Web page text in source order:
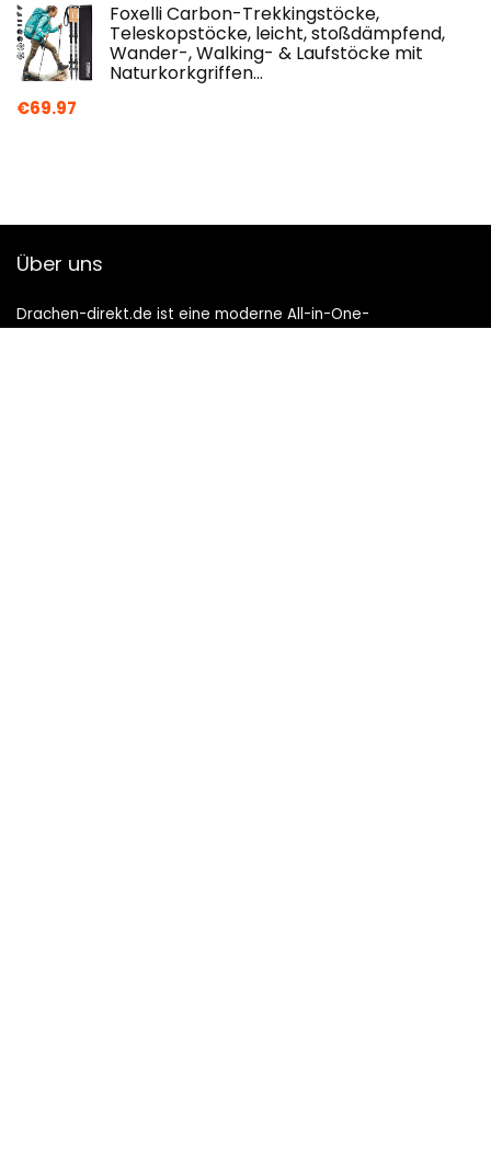
Foxelli Carbon-Trekkingstöcke,
Teleskopstöcke, leicht, stoßdämpfend,
Wander-, Walking- & Laufstöcke mit
Naturkorkgriffen…
€69.97
Über uns
Drachen-direkt.de ist eine moderne All-in-One-